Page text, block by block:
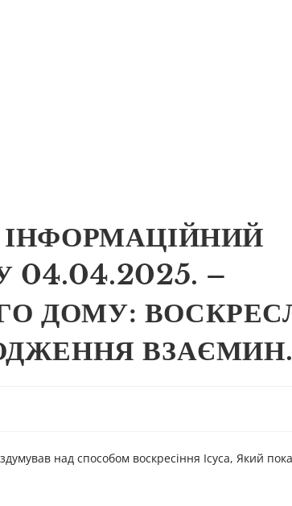
ІНФОРМАЦІЙНИЙ
04.04.2025. –
ДОМУ:
ВЗАЄМИН.
над способом воскресіння Ісуса, Який